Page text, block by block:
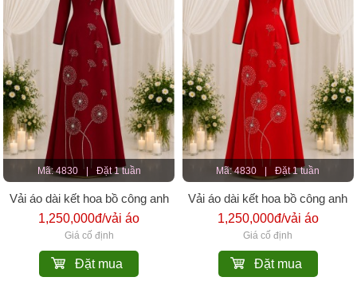
Mã: 4830 Đặt 1 tuần
Vải áo dài kết hoa bồ công anh
1,250,000đ/vải áo
Giá cố định
Đặt mua
Mã: 4830 Đặt 1 tuần
Vải áo dài kết hoa bồ công anh
1,250,000đ/vải áo
Giá cố định
Đặt mua